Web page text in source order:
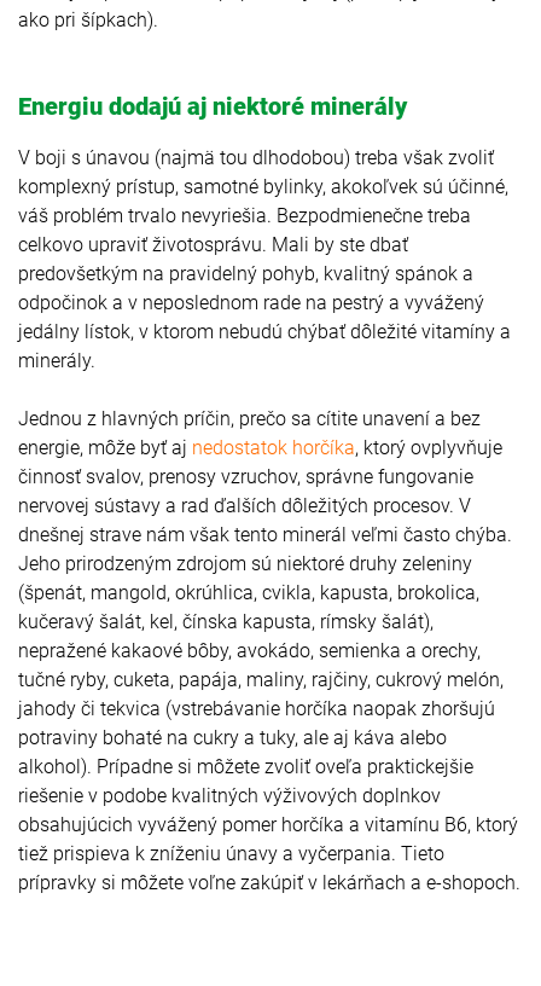
ako pri šípkach).
Energiu dodajú aj niektoré minerály
V boji s únavou (najmä tou dlhodobou) treba však zvoliť
komplexný prístup, samotné bylinky, akokoľvek sú účinné,
váš problém trvalo nevyriešia. Bezpodmienečne treba
celkovo upraviť životosprávu. Mali by ste dbať
predovšetkým na pravidelný pohyb, kvalitný spánok a
odpočinok a v neposlednom rade na pestrý a vyvážený
jedálny lístok, v ktorom nebudú chýbať dôležité vitamíny a
minerály.
Jednou z hlavných príčin, prečo sa cítite unavení a bez
energie, môže byť aj nedostatok horčíka, ktorý ovplyvňuje
činnosť svalov, prenosy vzruchov, správne fungovanie
nervovej sústavy a rad ďalších dôležitých procesov. V
dnešnej strave nám však tento minerál veľmi často chýba.
Jeho prirodzeným zdrojom sú niektoré druhy zeleniny
(špenát, mangold, okrúhlica, cvikla, kapusta, brokolica,
kučeravý šalát, kel, čínska kapusta, rímsky šalát),
nepražené kakaové bôby, avokádo, semienka a orechy,
tučné ryby, cuketa, papája, maliny, rajčiny, cukrový melón,
jahody či tekvica (vstrebávanie horčíka naopak zhoršujú
potraviny bohaté na cukry a tuky, ale aj káva alebo
alkohol). Prípadne si môžete zvoliť oveľa praktickejšie
riešenie v podobe kvalitných výživových doplnkov
obsahujúcich vyvážený pomer horčíka a vitamínu B6, ktorý
tiež prispieva k zníženiu únavy a vyčerpania. Tieto
prípravky si môžete voľne zakúpiť v lekárňach a e-shopoch.